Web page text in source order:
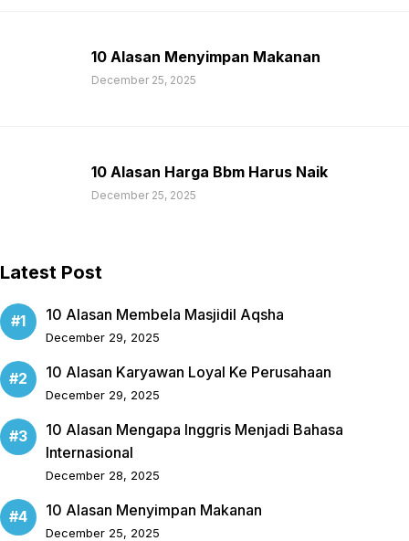
10 Alasan Menyimpan Makanan
December 25, 2025
10 Alasan Harga Bbm Harus Naik
December 25, 2025
Latest Post
10 Alasan Membela Masjidil Aqsha
December 29, 2025
10 Alasan Karyawan Loyal Ke Perusahaan
December 29, 2025
10 Alasan Mengapa Inggris Menjadi Bahasa
Internasional
December 28, 2025
10 Alasan Menyimpan Makanan
December 25, 2025